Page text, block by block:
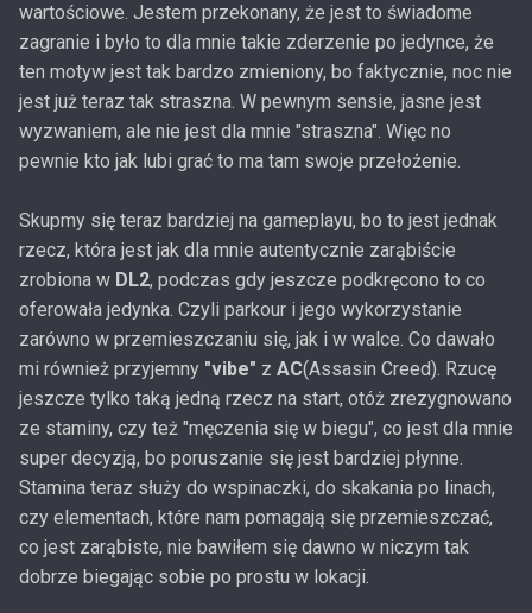
wartościowe. Jestem przekonany, że jest to świadome
zagranie i było to dla mnie takie zderzenie po jedynce, że
ten motyw jest tak bardzo zmieniony, bo faktycznie, noc nie
jest już teraz tak straszna. W pewnym sensie, jasne jest
wyzwaniem, ale nie jest dla mnie "straszna". Więc no
pewnie kto jak lubi grać to ma tam swoje przełożenie.
Skupmy się teraz bardziej na gameplayu, bo to jest jednak
rzecz, która jest jak dla mnie autentycznie zarąbiście
zrobiona w DL2, podczas gdy jeszcze podkręcono to co
oferowała jedynka. Czyli parkour i jego wykorzystanie
zarówno w przemieszczaniu się, jak i w walce. Co dawało
mi również przyjemny "vibe" z AC(Assasin Creed). Rzucę
jeszcze tylko taką jedną rzecz na start, otóż zrezygnowano
ze staminy, czy też "męczenia się w biegu", co jest dla mnie
super decyzją, bo poruszanie się jest bardziej płynne.
Stamina teraz służy do wspinaczki, do skakania po linach,
czy elementach, które nam pomagają się przemieszczać,
co jest zarąbiste, nie bawiłem się dawno w niczym tak
dobrze biegając sobie po prostu w lokacji.